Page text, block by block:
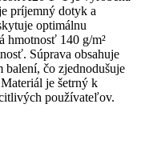
príjemný dotyk a
optimálnu
hmotnosť 140 g/m²
Súprava obsahuje
balení, čo zjednodušuje
je šetrný k
používateľov.